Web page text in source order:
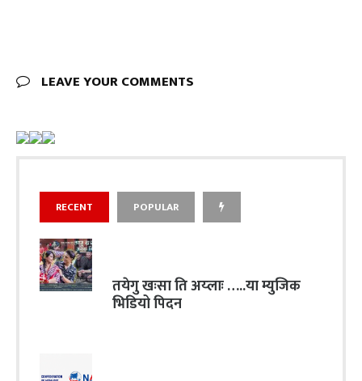
LEAVE YOUR COMMENTS
RECENT POPULAR
तयेगु खःसा ति अय्लाः …..या म्युजिक
भिडियो पिदन